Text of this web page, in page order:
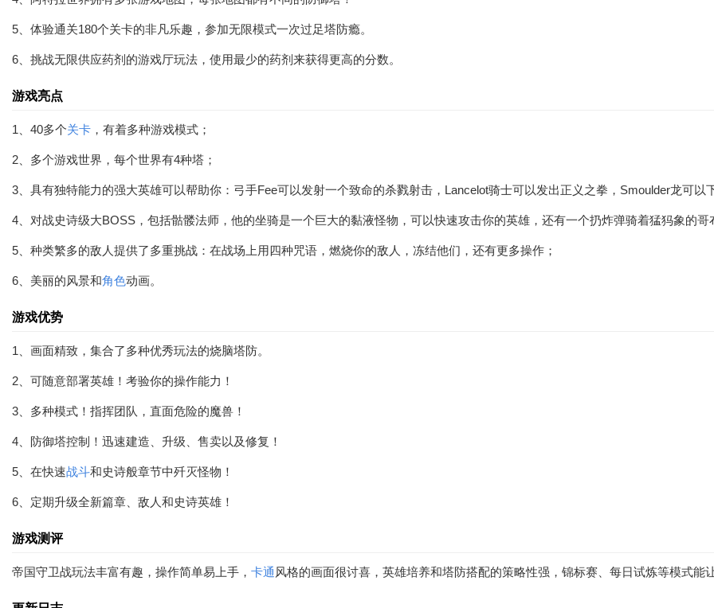
5、体验通关180个关卡的非凡乐趣，参加无限模式一次过足塔防瘾。
6、挑战无限供应药剂的游戏厅玩法，使用最少的药剂来获得更高的分数。
游戏亮点
1、40多个关卡 ，有着多种游戏模式；
2、多个游戏世界，每个世界有4种塔；
3、具有独特能力的强大英雄可以帮助你：弓手Fee可以发射一个致命的杀戮射击，Lancelot骑士可以发出正义之拳，Smoulder龙可以
4、对战史诗级大BOSS，包括骷髅法师，他的坐骑是一个巨大的黏液怪物，可以快速攻击你的英雄，还有一个扔炸弹骑着猛犸象的哥
5、种类繁多的敌人提供了多重挑战：在战场上用四种咒语，燃烧你的敌人，冻结他们，还有更多操作；
6、美丽的风景和角色动画。
游戏优势
1、画面精致，集合了多种优秀玩法的烧脑塔防。
2、可随意部署英雄！考验你的操作能力！
3、多种模式！指挥团队，直面危险的魔兽！
4、防御塔控制！迅速建造、升级、售卖以及修复！
5、在快速战斗和史诗般章节中歼灭怪物！
6、定期升级全新篇章、敌人和史诗英雄！
游戏测评
帝国守卫战玩法丰富有趣，操作简单易上手， 卡通 风格的画面很讨喜，英雄培养和塔防搭配的策略性强，锦标赛、每日试炼等模式能